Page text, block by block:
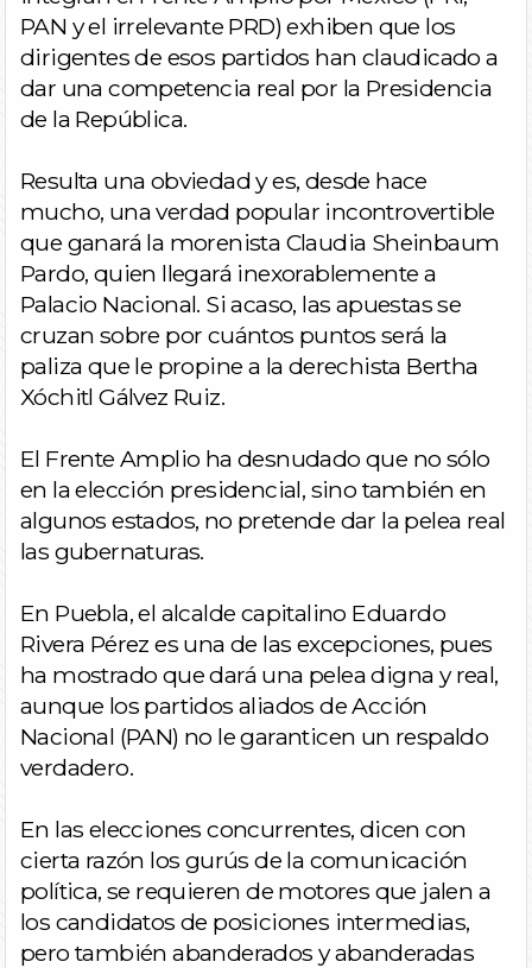
PAN y el irrelevante PRD) exhiben que los
dirigentes de esos partidos han claudicado a
dar una competencia real por la Presidencia
de la República.
Resulta una obviedad y es, desde hace
mucho, una verdad popular incontrovertible
que ganará la morenista Claudia Sheinbaum
Pardo, quien llegará inexorablemente a
Palacio Nacional. Si acaso, las apuestas se
cruzan sobre por cuántos puntos será la
paliza que le propine a la derechista Bertha
Xóchitl Gálvez Ruiz.
El Frente Amplio ha desnudado que no sólo
en la elección presidencial, sino también en
algunos estados, no pretende dar la pelea real
las gubernaturas.
En Puebla, el alcalde capitalino Eduardo
Rivera Pérez es una de las excepciones, pues
ha mostrado que dará una pelea digna y real,
aunque los partidos aliados de Acción
Nacional (PAN) no le garanticen un respaldo
verdadero.
En las elecciones concurrentes, dicen con
cierta razón los gurús de la comunicación
política, se requieren de motores que jalen a
los candidatos de posiciones intermedias,
pero también abanderados y abanderadas